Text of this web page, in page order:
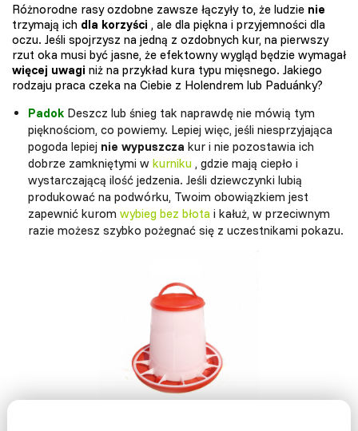
Różnorodne rasy ozdobne zawsze łączyły to, że ludzie nie
trzymają ich dla korzyści , ale dla piękna i przyjemności dla
oczu. Jeśli spojrzysz na jedną z ozdobnych kur, na pierwszy
rzut oka musi być jasne, że efektowny wygląd będzie wymagał
więcej uwagi niż na przykład kura typu mięsnego. Jakiego
rodzaju praca czeka na Ciebie z Holendrem lub Paduánky?
Padok Deszcz lub śnieg tak naprawdę nie mówią tym
pięknościom, co powiemy. Lepiej więc, jeśli niesprzyjająca
pogoda lepiej nie wypuszcza kur i nie pozostawia ich
dobrze zamkniętymi w kurniku , gdzie mają ciepło i
wystarczającą ilość jedzenia. Jeśli dziewczynki lubią
produkować na podwórku, Twoim obowiązkiem jest
zapewnić kurom wybieg bez błota i kałuż, w przeciwnym
razie możesz szybko pożegnać się z uczestnikami pokazu.